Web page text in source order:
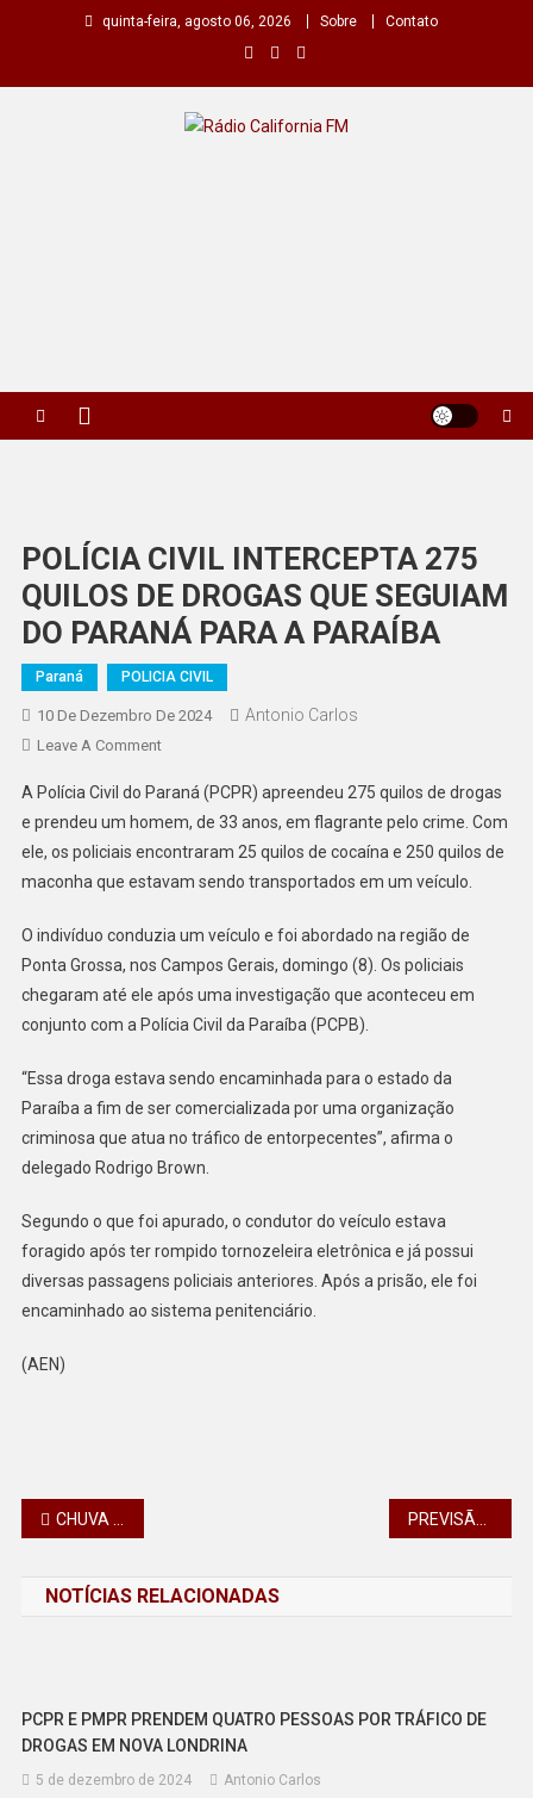
quinta-feira, agosto 06, 2026 Sobre Contato
POLÍCIA CIVIL INTERCEPTA 275
QUILOS DE DROGAS QUE SEGUIAM
DO PARANÁ PARA A PARAÍBA
Paraná POLICIA CIVIL
10 De Dezembro De 2024 Antonio Carlos
Leave A CommentOn
CIVIL
INTERCEPTA
275
QUILOS
DROGAS
QUE
SEGUIAM
DO
PARA
PARAÍBA
A Polícia Civil do Paraná (PCPR) apreendeu 275 quilos de drogas
e prendeu um homem, de 33 anos, em flagrante pelo crime. Com
ele, os policiais encontraram 25 quilos de cocaína e 250 quilos de
maconha que estavam sendo transportados em um veículo.
O indivíduo conduzia um veículo e foi abordado na região de
Ponta Grossa, nos Campos Gerais, domingo (8). Os policiais
chegaram até ele após uma investigação que aconteceu em
conjunto com a Polícia Civil da Paraíba (PCPB).
“Essa droga estava sendo encaminhada para o estado da
Paraíba a fim de ser comercializada por uma organização
criminosa que atua no tráfico de entorpecentes”, afirma o
delegado Rodrigo Brown.
Segundo o que foi apurado, o condutor do veículo estava
foragido após ter rompido tornozeleira eletrônica e já possui
diversas passagens policiais anteriores. Após a prisão, ele foi
encaminhado ao sistema penitenciário.
(AEN)
Navegação
Post
CHUVA DO FIM DE SEMANA SUPERA EM ATÉ 84% A MÉDIA MENSAL EM ALGUMAS REGIÕES DO PARANÁ
NOTÍCIAS RELACIONADAS
PCPR E PMPR PRENDEM QUATRO PESSOAS POR TRÁFICO DE
DROGAS EM NOVA LONDRINA
5 de dezembro de 2024 Antonio Carlos